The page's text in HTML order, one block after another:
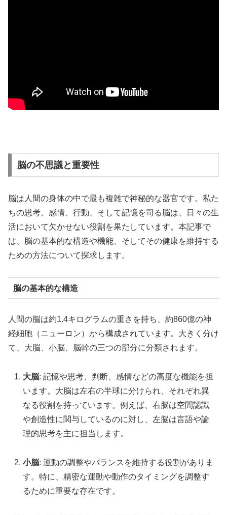
脳の不思議と重要性
脳は人間の身体の中で最も複雑で神秘的な器官です。私た
ちの思考、感情、行動、そして記憶を司る脳は、日々の生
活において欠かせない役割を果たしています。本記事で
は、脳の基本的な構造や機能、そしてその健康を維持する
ための方法について探求します。
脳の基本的な構造
人間の脳は約1.4キログラムの重さを持ち、約860億の神
経細胞（ニューロン）から構成されています。大きく分け
て、大脳、小脳、脳幹の三つの部分に分類されます。
大脳: 記憶や思考、判断、感情などの高度な機能を担
います。大脳は左右の半球に分けられ、それぞれ異
なる役割を持っています。例えば、右脳は空間認識
や創造性に関与しているのに対し、左脳は言語や論
理的思考を主に担当します。
小脳: 運動の調整やバランスを維持する役割がありま
す。特に、精密な運動や動作のタイミングを調整す
るために重要な存在です。